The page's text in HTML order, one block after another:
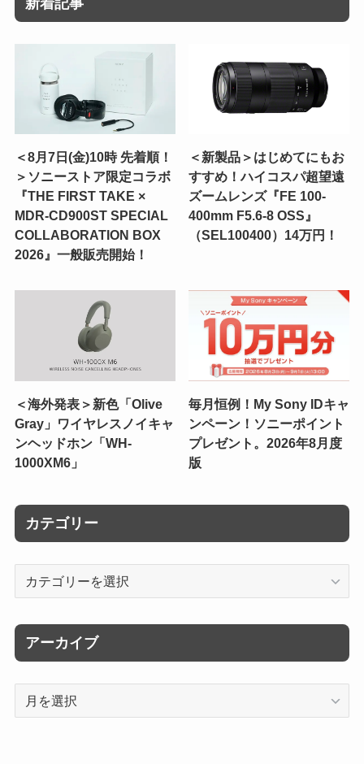
＜8月7日(金)10時 先着順！
＞ソニーストア限定コラボ
『THE FIRST TAKE ×
MDR-CD900ST SPECIAL
COLLABORATION BOX
2026』一般販売開始！
＜新製品＞はじめてにもお
すすめ！ハイコスパ超望遠
ズームレンズ『FE 100-
400mm F5.6-8 OSS』
（SEL100400）14万円！
＜海外発表＞新色「Olive
Gray」ワイヤレスノイキャ
ンヘッドホン「WH-
1000XM6」
毎月恒例！My Sony IDキャ
ンペーン！ソニーポイント
プレゼント。2026年8月度
版
カテゴリー
リ
ー
アーカイブ